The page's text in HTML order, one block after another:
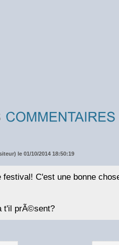
le 01/10/2014 18:50:19
festival! C'est une bonne
t'il prÃ©sent?